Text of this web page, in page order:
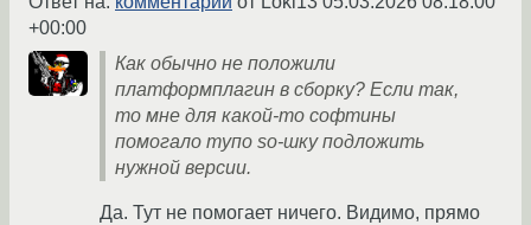
+00:00
Как обычно не положили
платформплагин в сборку? Если так,
то мне для какой-то софтины
помогало тупо so-шку подложить
нужной версии.
Да. Тут не помогает ничего. Видимо, прямо